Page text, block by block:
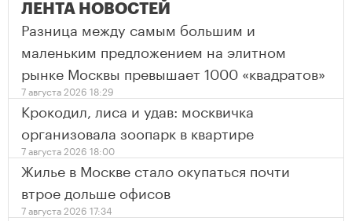
ЛЕНТА НОВОСТЕЙ
Разница между самым большим и
маленьким предложением на элитном
рынке Москвы превышает 1000 «квадратов»
7 августа 2026 18:29
Крокодил, лиса и удав: москвичка
организовала зоопарк в квартире
7 августа 2026 18:00
Жилье в Москве стало окупаться почти
втрое дольше офисов
7 августа 2026 17:34